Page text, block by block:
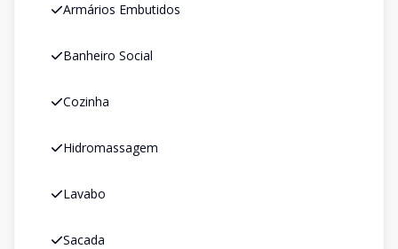
Armários Embutidos
Banheiro Social
Cozinha
Hidromassagem
Lavabo
Sacada